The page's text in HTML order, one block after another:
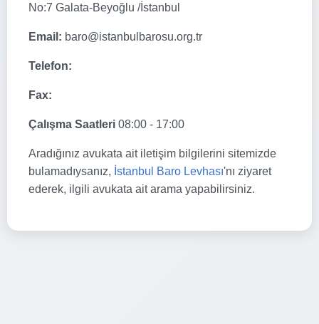
No:7 Galata-Beyoğlu /İstanbul
Email: baro@istanbulbarosu.org.tr
Telefon:
Fax:
Çalışma Saatleri 08:00 - 17:00
Aradığınız avukata ait iletişim bilgilerini sitemizde
bulamadıysanız, İstanbul Baro Levhası'nı ziyaret
ederek, ilgili avukata ait arama yapabilirsiniz.